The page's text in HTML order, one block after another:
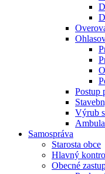
Postup
Výrub
Samospráva
Starosta obce
Hlavný
Obecné